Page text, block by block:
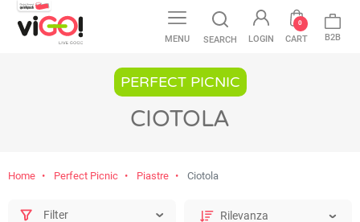
MENU SEARCH LOGIN CART
0
B2B
PERFECT PICNIC
CIOTOLA
Home Perfect Picnic Piastre Ciotola
Filter